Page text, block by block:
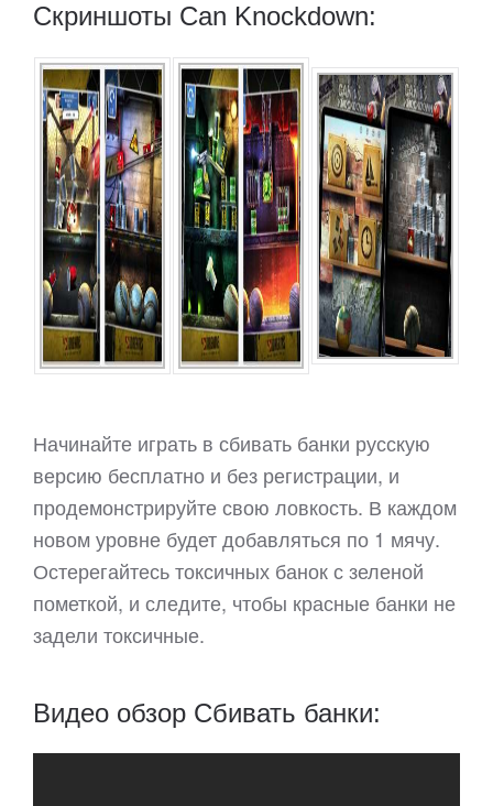
Скриншоты Can Knockdown:
Начинайте играть в сбивать банки русскую
версию бесплатно и без регистрации, и
продемонстрируйте свою ловкость. В каждом
новом уровне будет добавляться по 1 мячу.
Остерегайтесь токсичных банок с зеленой
пометкой, и следите, чтобы красные банки не
задели токсичные.
Видео обзор Сбивать банки: